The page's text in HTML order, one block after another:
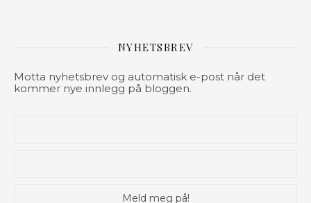
NYHETSBREV
Motta nyhetsbrev og automatisk e-post når det
kommer nye innlegg på bloggen.